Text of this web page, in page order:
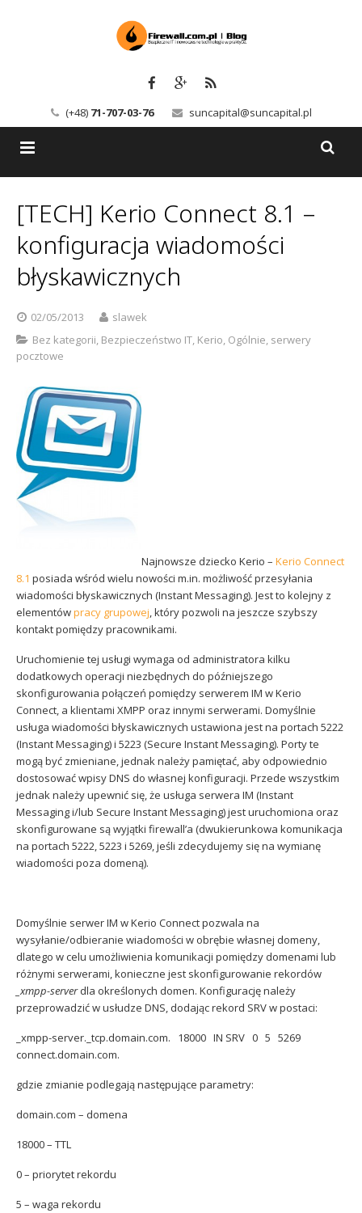
(+48) 71-707-03-76 suncapital@suncapital.pl
Backup-Solutions
Bezpieczeństwo IT
Serwery pocztowe
Usługi
Newsletter
Kontakt
[TECH] Kerio Connect 8.1 –
konfiguracja wiadomości
błyskawicznych
02/05/2013
slawek
Bez kategorii, Bezpieczeństwo IT, Kerio, Ogólnie, serwery
pocztowe
Najnowsze dziecko Kerio – Kerio Connect
8.1 posiada wśród wielu nowości m.in. możliwość przesyłania
wiadomości błyskawicznych (Instant Messaging). Jest to kolejny z
elementówpracy grupowej, który pozwoli na jeszcze szybszy
kontakt pomiędzy pracownikami.
Uruchomienie tej usługi wymaga od administratora kilku
dodatkowych operacji niezbędnych do późniejszego
skonfigurowania połączeń pomiędzy serwerem IM w Kerio
Connect, a klientami XMPP oraz innymi serwerami. Domyślnie
usługa wiadomości błyskawicznych ustawiona jest na portach 5222
(Instant Messaging) i 5223 (Secure Instant Messaging). Porty te
mogą być zmieniane, jednak należy pamiętać, aby odpowiednio
dostosować wpisy DNS do własnej konfiguracji. Przede wszystkim
jednak należy upewnić się, że usługa serwera IM (Instant
Messaging i/lub Secure Instant Messaging) jest uruchomiona oraz
skonfigurowane są wyjątki firewall’a (dwukierunkowa komunikacja
na portach 5222, 5223 i 5269, jeśli zdecydujemy się na wymianę
wiadomości poza domeną).
Domyślnie serwer IM w Kerio Connect pozwala na
wysyłanie/odbieranie wiadomości w obrębie własnej domeny,
dlatego w celu umożliwienia komunikacji pomiędzy domenami lub
różnymi serwerami, konieczne jest skonfigurowanie rekordów
_xmpp-serverdla określonych domen. Konfigurację należy
przeprowadzić w usłudze DNS, dodając rekord SRV w postaci:
_xmpp-server._tcp.domain.com. 18000 IN SRV 0 5 5269
connect.domain.com.
gdzie zmianie podlegają następujące parametry:
domain.com – domena
18000 – TTL
0 – priorytet rekordu
5 – waga rekordu